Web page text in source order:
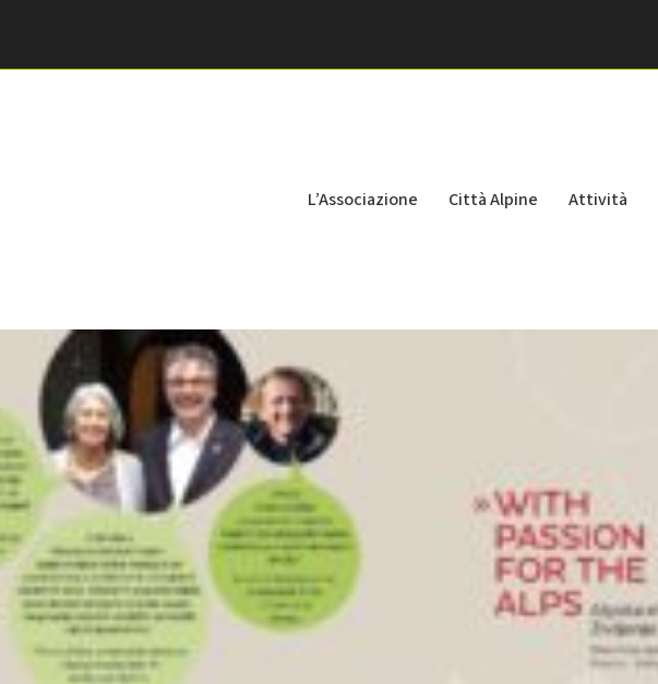
L’Associazione Città Alpine Attività